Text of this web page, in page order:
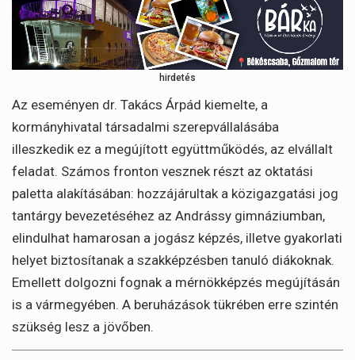
hirdetés
Az eseményen dr. Takács Árpád kiemelte, a
kormányhivatal társadalmi szerepvállalásába
illeszkedik ez a megújított együttműködés, az elvállalt
feladat. Számos fronton vesznek részt az oktatási
paletta alakításában: hozzájárultak a közigazgatási jog
tantárgy bevezetéséhez az Andrássy gimnáziumban,
elindulhat hamarosan a jogász képzés, illetve gyakorlati
helyet biztosítanak a szakképzésben tanuló diákoknak.
Emellett dolgozni fognak a mérnökképzés megújításán
is a vármegyében. A beruházások tükrében erre szintén
szükség lesz a jövőben.